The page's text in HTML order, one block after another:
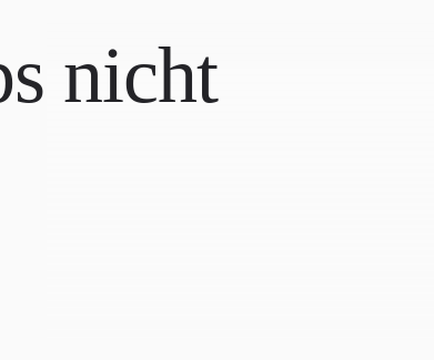
nicht